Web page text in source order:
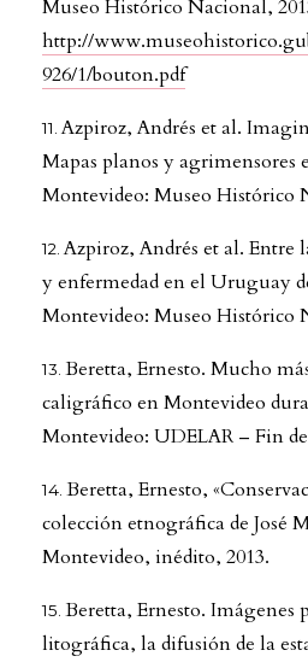
Museo Histórico Nacional,
http://
926/1/bouton.pdf
Azpiroz, Andrés et al.
Mapas planos y agrimensores
Montevideo: Museo Histórico
Azpiroz, Andrés et al. Entre
y enfermedad en el Uruguay
Montevideo: Museo Histórico
Beretta, Ernesto. Mucho
caligráfico en Montevideo
Montevideo: UDELAR – Fin
Beretta, Ernesto,
colección etnográfica de José
Montevideo, inédito, 2013.
Beretta, Ernesto. Imágenes
litográfica, la difusión de la